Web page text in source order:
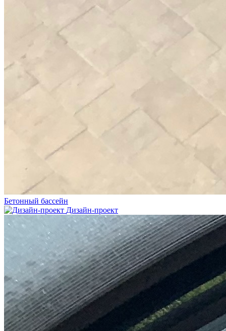
Бетонный бассейн
Дизайн-проект